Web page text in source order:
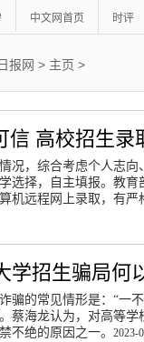
中文网首页 时评
报网 > 主页 >
信 高校招生录
况，综合考虑个人志
选择，自主填报。教
机远程网上录取，有严
学招生骗局何
骗的常见情形是：“
蔡海龙认为，对高等
不绝的原因之一。 2023-